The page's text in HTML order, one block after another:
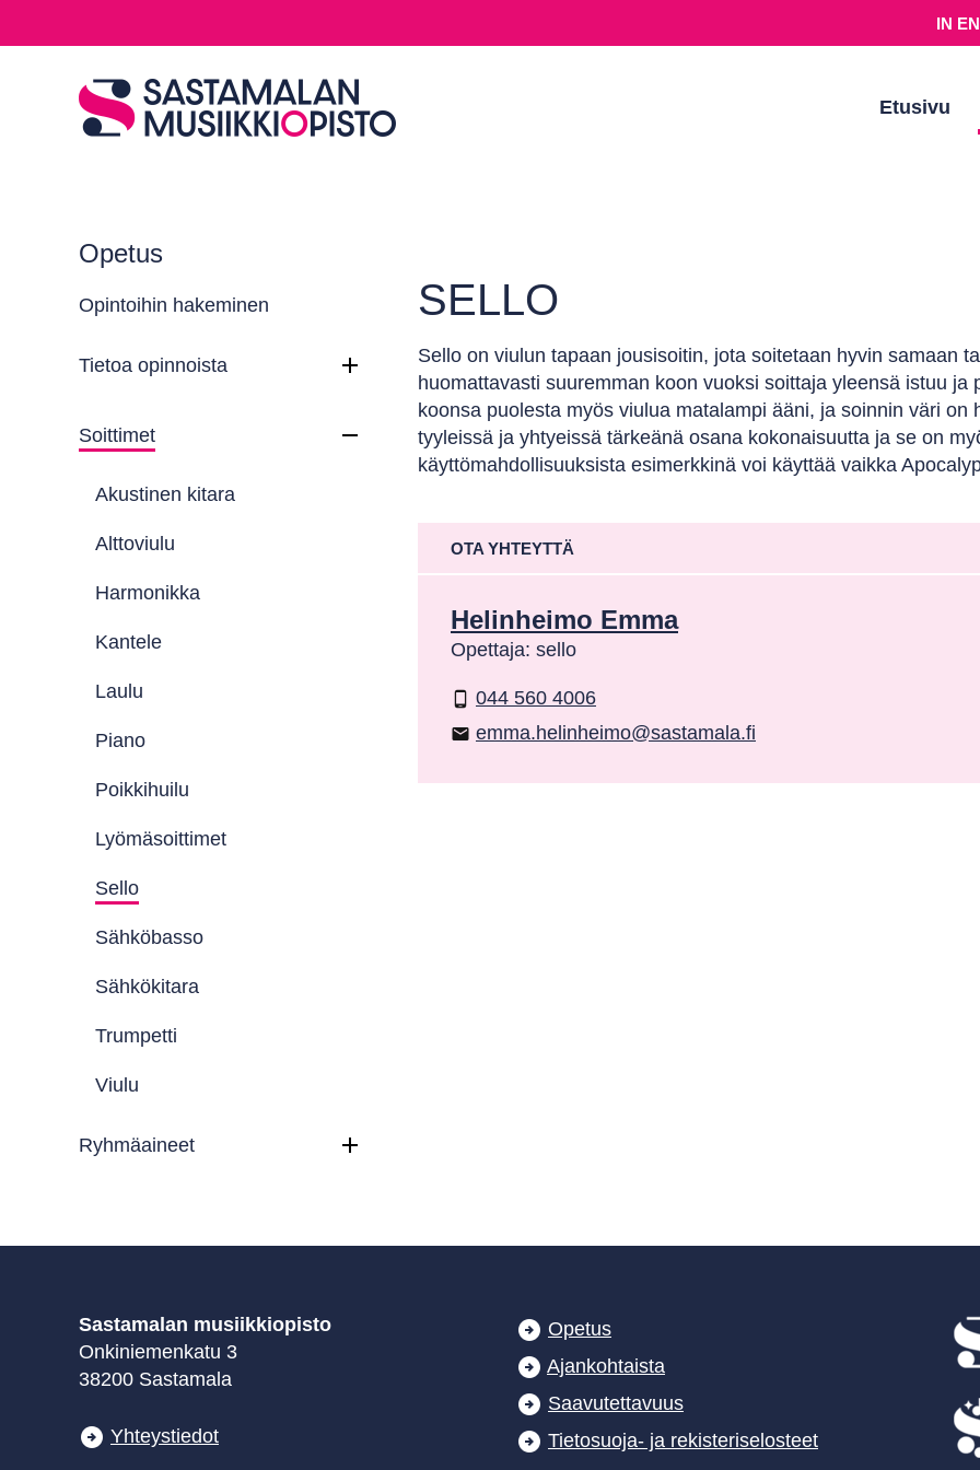
IN
Etusivu
Opetus
Opintoihin hakeminen
Tietoa opinnoista
Soittimet
Akustinen kitara
Alttoviulu
Harmonikka
Kantele
Laulu
Piano
Poikkihuilu
Lyömäsoittimet
Sello
Sähköbasso
Sähkökitara
Trumpetti
Viulu
Ryhmäaineet
SELLO
Sello on viulun tapaan jousisoitin, jota soitetaan hyvin samaan
huomattavasti suuremman koon vuoksi soittaja yleensä istuu
koonsa puolesta myös viulua matalampi ääni, ja soinnin väri
tyyleissä ja yhtyeissä tärkeänä osana kokonaisuutta ja se on
käyttömahdollisuuksista esimerkkinä voi käyttää vaikka
OTA YHTEYTTÄ
Helinheimo Emma
Opettaja: sello
phone_android 044 560 4006
email emma.helinheimo@sastamala.fi
Sastamalan musiikkiopisto
Onkiniemenkatu 3
38200 Sastamala
Yhteystiedot
Opetus
Ajankohtaista
Saavutettavuus
Tietosuoja- ja rekisteriselosteet